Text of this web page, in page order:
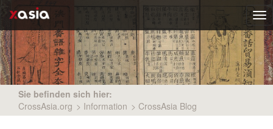
Sie befinden sich hier:
CrossAsia.org > Information > CrossAsia Blog